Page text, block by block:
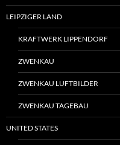
LEIPZIGER LAND
KRAFTWERK LIPPENDORF
ZWENKAU
ZWENKAU LUFTBILDER
ZWENKAU TAGEBAU
UNITED STATES